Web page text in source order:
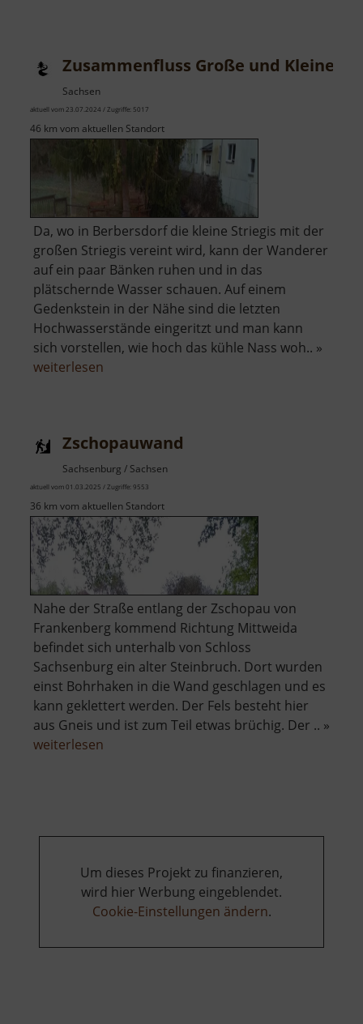
Zusammenfluss Große und Kleine
Sachsen
aktuell vom 23.07.2024 / Zugriffe: 5017
46 km vom aktuellen Standort
Da, wo in Berbersdorf die kleine Striegis mit der
großen Striegis vereint wird, kann der Wanderer
auf ein paar Bänken ruhen und in das
plätschernde Wasser schauen. Auf einem
Gedenkstein in der Nähe sind die letzten
Hochwasserstände eingeritzt und man kann
sich vorstellen, wie hoch das kühle Nass woh.. »
weiterlesen
Kleine
Striegis
Zschopauwand
Sachsenburg / Sachsen
aktuell vom 01.03.2025 / Zugriffe: 9553
36 km vom aktuellen Standort
Nahe der Straße entlang der Zschopau von
Frankenberg kommend Richtung Mittweida
befindet sich unterhalb von Schloss
Sachsenburg ein alter Steinbruch. Dort wurden
einst Bohrhaken in die Wand geschlagen und es
kann geklettert werden. Der Fels besteht hier
aus Gneis und ist zum Teil etwas brüchig. Der .. »
weiterlesen
Um dieses Projekt zu finanzieren,
wird hier Werbung eingeblendet.
Cookie-Einstellungen ändern.